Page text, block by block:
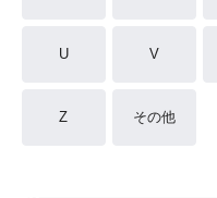
U V
Z その他